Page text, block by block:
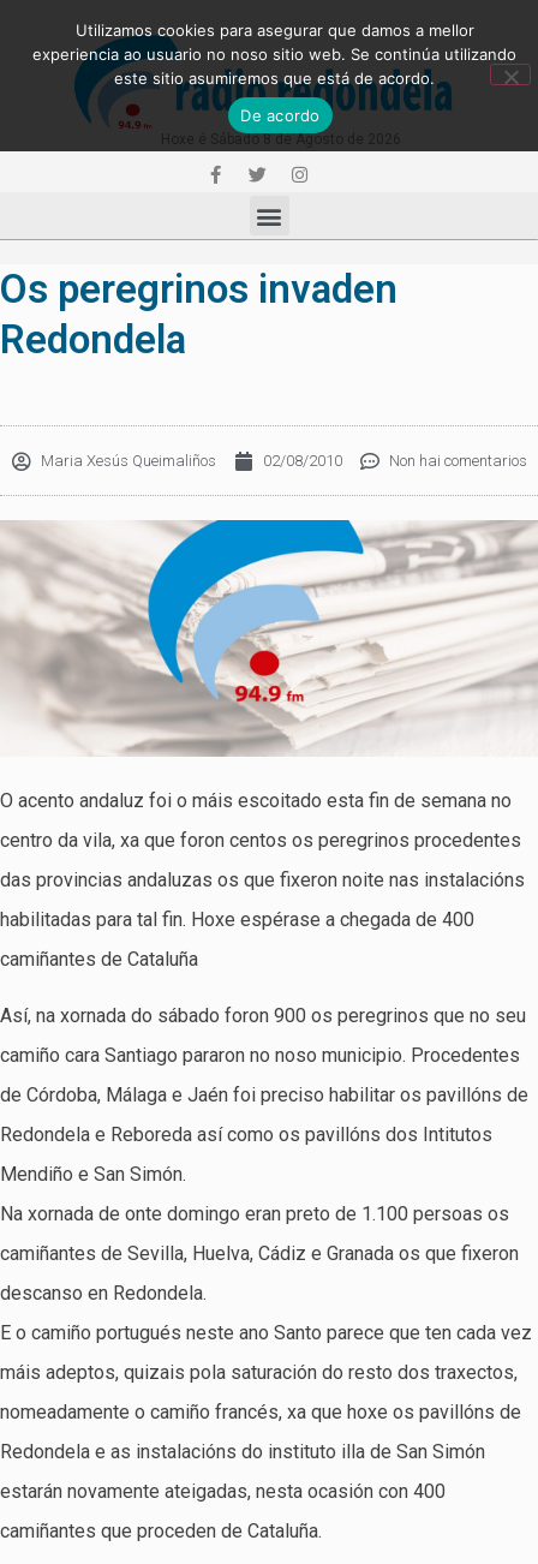
Os peregrinos invaden
Redondela
Maria Xesús Queimaliños 02/08/2010 Non hai comentarios
O acento andaluz foi o máis escoitado esta fin de semana no
centro da vila, xa que foron centos os peregrinos procedentes
das provincias andaluzas os que fixeron noite nas instalacións
habilitadas para tal fin. Hoxe espérase a chegada de 400
camiñantes de Cataluña
Así, na xornada do sábado foron 900 os peregrinos que no seu
camiño cara Santiago pararon no noso municipio. Procedentes
de Córdoba, Málaga e Jaén foi preciso habilitar os pavillóns de
Redondela e Reboreda así como os pavillóns dos Intitutos
Mendiño e San Simón.
Na xornada de onte domingo eran preto de 1.100 persoas os
camiñantes de Sevilla, Huelva, Cádiz e Granada os que fixeron
descanso en Redondela.
E o camiño portugués neste ano Santo parece que ten cada vez
máis adeptos, quizais pola saturación do resto dos traxectos,
nomeadamente o camiño francés, xa que hoxe os pavillóns de
Redondela e as instalacións do instituto illa de San Simón
estarán novamente ateigadas, nesta ocasión con 400
camiñantes que proceden de Cataluña.
Utilizamos cookies para asegurar que damos a mellor
experiencia ao usuario no noso sitio web. Se continúa utilizando
este sitio asumiremos que está de acordo.
De acordo